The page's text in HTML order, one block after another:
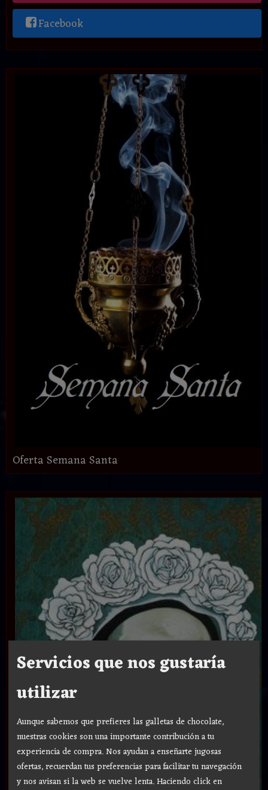
Facebook
Oferta Semana Santa
Servicios que nos gustaría
utilizar
Aunque sabemos que prefieres las galletas de chocolate,
nuestras cookies son una importante contribución a tu
experiencia de compra. Nos ayudan a enseñarte jugosas
ofertas, recuerdan tus preferencias para facilitar tu navegación
y nos avisan si la web se vuelve lenta. Haciendo click en